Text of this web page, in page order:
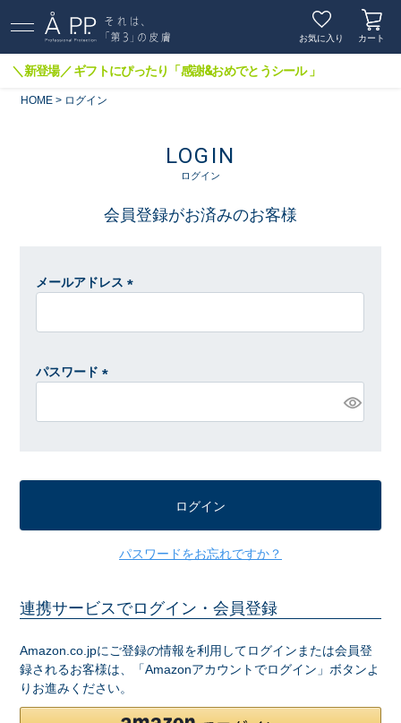
お気に入り カート
＼新登場／ ギフトにぴったり「感謝&おめでとうシール 」
HOME ログイン
LOGIN
ログイン
会員登録がお済みのお客様
メールアドレス
パスワード
ログイン
パスワードをお忘れですか？
連携サービスでログイン・会員登録
Amazon.co.jpにご登録の情報を利用してログインまたは会員登
録されるお客様は、「Amazonアカウントでログイン」ボタンよ
りお進みください。